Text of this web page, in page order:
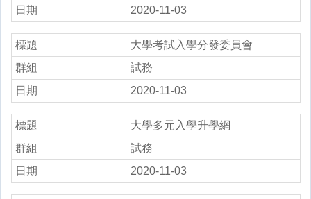
2020-11-03
大學考試入學分發委員會
試務
2020-11-03
大學多元入學升學網
試務
2020-11-03